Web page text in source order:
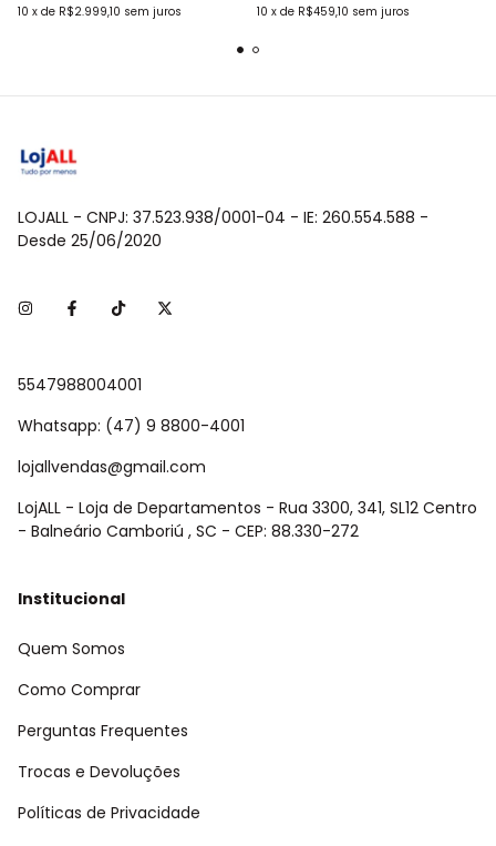
10 x de R$2.999,10 sem juros 10 x de R$459,10 sem juros
LOJALL - CNPJ: 37.523.938/0001-04 - IE: 260.554.588 -
Desde 25/06/2020
5547988004001
Whatsapp: (47) 9 8800-4001
lojallvendas@gmail.com
LojALL - Loja de Departamentos - Rua 3300, 341, SL12 Centro
- Balneário Camboriú , SC - CEP: 88.330-272
Institucional
Quem Somos
Como Comprar
Perguntas Frequentes
Trocas e Devoluções
Políticas de Privacidade